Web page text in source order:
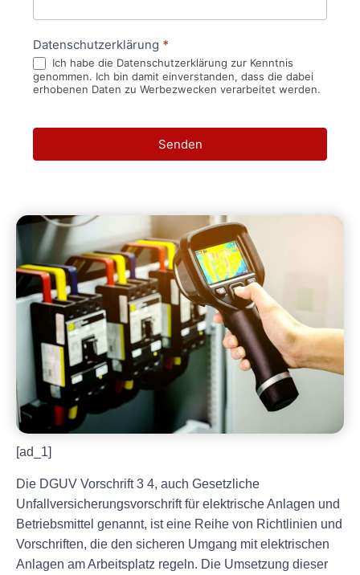
Datenschutzerklärung *
Ich habe die Datenschutzerklärung zur Kenntnis
genommen. Ich bin damit einverstanden, dass die dabei
erhobenen Daten zu Werbezwecken verarbeitet werden.
Senden
[ad_1]
Die DGUV Vorschrift 3 4, auch Gesetzliche
Unfallversicherungsvorschrift für elektrische Anlagen und
Betriebsmittel genannt, ist eine Reihe von Richtlinien und
Vorschriften, die den sicheren Umgang mit elektrischen
Anlagen am Arbeitsplatz regeln. Die Umsetzung dieser